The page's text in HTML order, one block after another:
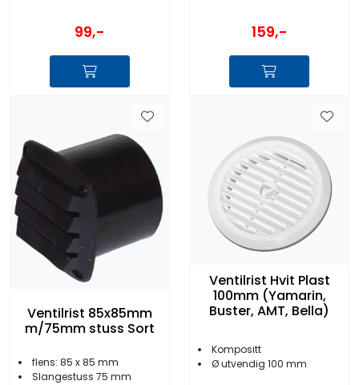
99,- 159,-
Ventilrist 85x85mm
m/75mm stuss Sort
flens: 85 x 85 mm
Slangestuss 75 mm
Ventilrist Hvit Plast
100mm (Yamarin,
Buster, AMT, Bella)
Kompositt
Ø utvendig 100 mm